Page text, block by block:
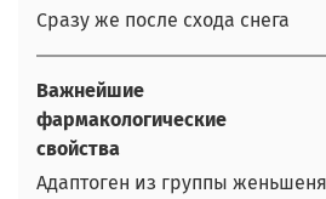
Сразу же после схода снега
Важнейшие
фармакологические
свойства
Адаптоген из группы